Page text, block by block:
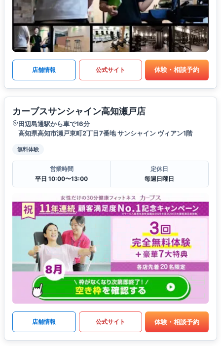
店舗情報 公式サイト 体験・相談予約
カーブスサンシャイン高知瀬戸店
田辺島通駅から車で16分
高知県高知市瀬戸東町2丁目7番地 サンシャイン ヴィアン1階
無料体験
営業時間
平日 10:00〜13:00
定休日
毎週日曜日
店舗情報 公式サイト 体験・相談予約